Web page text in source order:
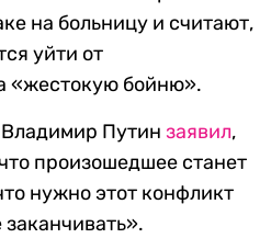
на больницу и считают,
уйти от
«жестокую бойню».
Путин заявил,
произошедшее станет
нужно этот конфликт